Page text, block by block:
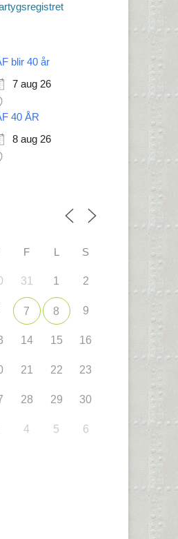
blir 40 år
7 aug 26
40 ÅR
8 aug 26
F L S
31 1 2
7 8 9
14 15 16
21 22 23
28 29 30
4 5 6